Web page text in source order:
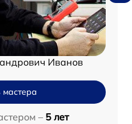
Иванов
мастера
– 5 лет